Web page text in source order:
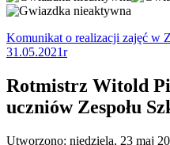
Komunikat o realizacji zajęć w
31.05.2021r
Rotmistrz Witold
uczniów Zespołu
Utworzono: niedziela, 23 maj